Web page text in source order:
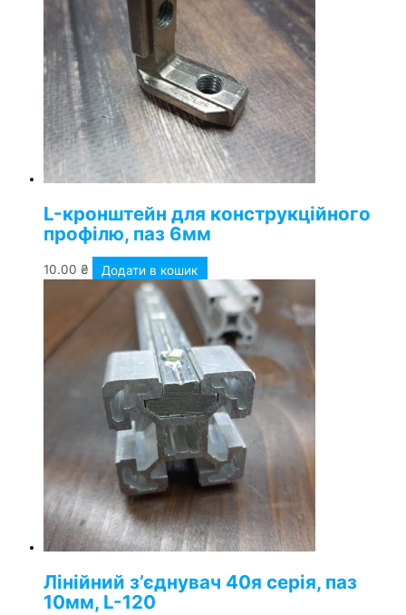
L-кронштейн для конструкційного
профілю, паз 6мм
10.00 ₴ Додати в кошик
Лінійний з’єднувач 40я серія, паз
10мм, L-120